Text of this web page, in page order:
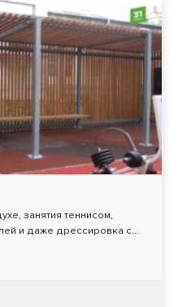
занятия теннисом,
и даже дрессировка с...